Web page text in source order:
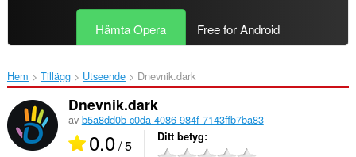
Hämta Opera Free for Android
Hem Tillägg Utseende Dnevnik.dark‎
Dnevnik.dark
av b5a8dd0b-c0da-4086-984f-7143ffb7ba83
0.0/ 5 Ditt betyg